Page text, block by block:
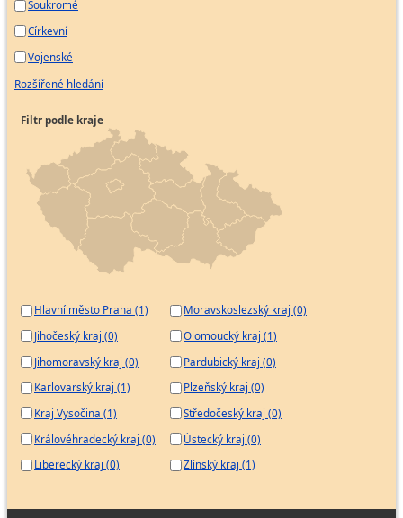
Soukromé
Církevní
Vojenské
Rozšířené hledání
Filtr podle kraje
Hlavní město Praha (1)
Jihočeský kraj (0)
Jihomoravský kraj (0)
Karlovarský kraj (1)
Kraj Vysočina (1)
Královéhradecký kraj (0)
Liberecký kraj (0)
Moravskoslezský kraj (0)
Olomoucký kraj (1)
Pardubický kraj (0)
Plzeňský kraj (0)
Středočeský kraj (0)
Ústecký kraj (0)
Zlínský kraj (1)